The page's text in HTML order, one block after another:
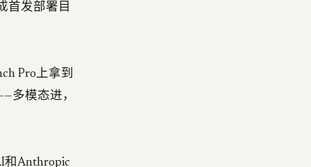
首发部署目
Pro上拿到
多模态进，
和Anthropic